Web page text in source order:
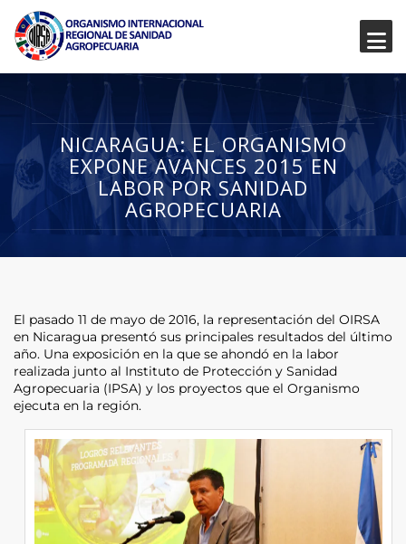
NICARAGUA: EL ORGANISMO
EXPONE AVANCES 2015 EN
LABOR POR SANIDAD
AGROPECUARIA
El pasado 11 de mayo de 2016, la representación del OIRSA
en Nicaragua presentó sus principales resultados del último
año. Una exposición en la que se ahondó en la labor
realizada junto al Instituto de Protección y Sanidad
Agropecuaria (IPSA) y los proyectos que el Organismo
ejecuta en la región.